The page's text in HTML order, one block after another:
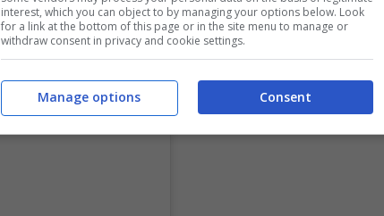
interest, which you can object to by managing your options below. Look
for a link at the bottom of this page or in the site menu to manage or
withdraw consent in privacy and cookie settings.
Consent
Manage options